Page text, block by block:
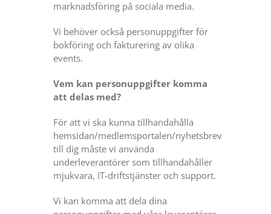
marknadsföring på sociala media.
Vi behöver också personuppgifter för
bokföring och fakturering av olika
events.
Vem kan personuppgifter komma
att delas med?
För att vi ska kunna tillhandahålla
hemsidan/medlemsportalen/nyhetsbrev
till dig måste vi använda
underleverantörer som tillhandahåller
mjukvara, IT-driftstjänster och support.
Vi kan komma att dela dina